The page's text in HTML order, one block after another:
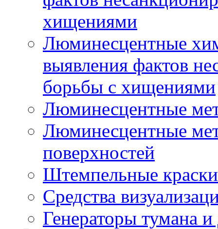
хищениями
Люминесцентные
выявления фактов
борьбы с хищениями
Люминесцентные
Люминесцентные
поверхностей
Штемпельные
Средства
Генераторы тумана